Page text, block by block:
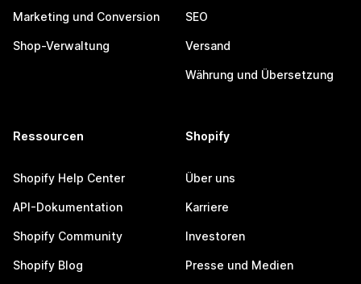
Marketing und Conversion
Shop-Verwaltung
SEO
Versand
Währung und Übersetzung
Ressourcen
Shopify Help Center
API-Dokumentation
Shopify Community
Shopify Blog
Shopify
Über uns
Karriere
Investoren
Presse und Medien